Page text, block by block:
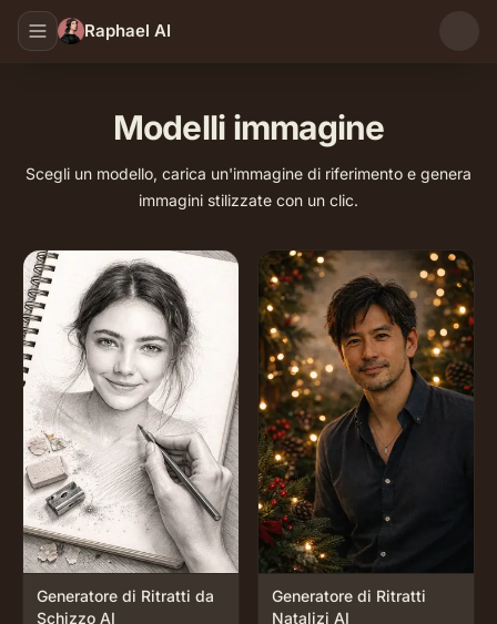
Raphael AI
Modelli immagine
Scegli un modello, carica un'immagine di riferimento e genera
immagini stilizzate con un clic.
Generatore di Ritratti da
Schizzo AI
Generatore di Ritratti
Natalizi AI